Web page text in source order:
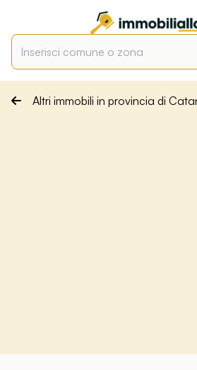
Altri immobili in provincia di